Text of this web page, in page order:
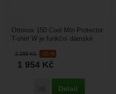
2 299Kč -15 %
1 954 Kč
Porovnat
Detail
Ortovox 150 Cool Mtn Protector
T-shirt W je funkční dámské
Merino a chladivých...